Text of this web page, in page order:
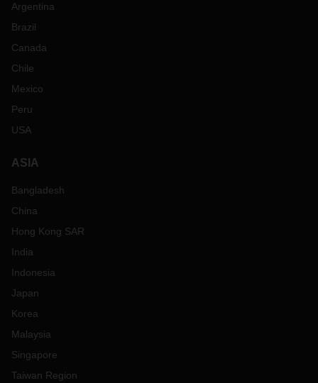
Argentina
Brazil
Canada
Chile
Mexico
Peru
USA
ASIA
Bangladesh
China
Hong Kong SAR
India
Indonesia
Japan
Korea
Malaysia
Singapore
Taiwan Region